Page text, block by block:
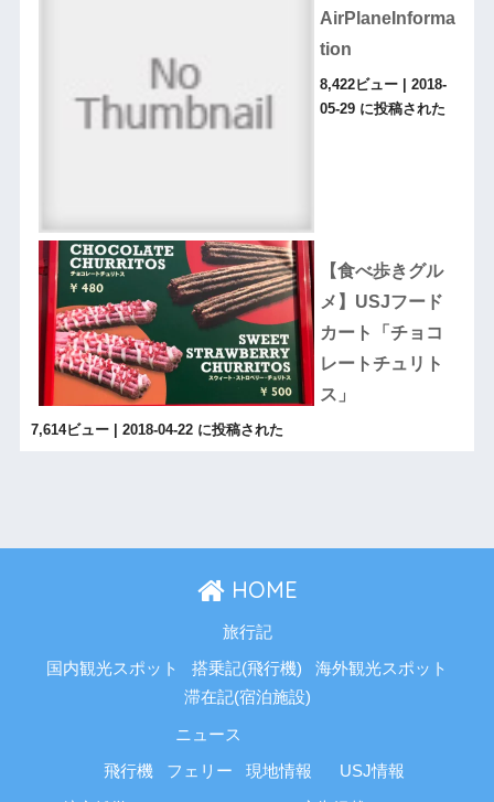
AirPlaneInforma
tion
8,422ビュー| 2018-
05-29 に投稿された
【食べ歩きグル
メ】USJフード
カート「チョコ
レートチュリト
ス」
7,614ビュー| 2018-04-22 に投稿された
HOME
旅行記
国内観光スポット 搭乗記(飛行機)
海外観光スポット
滞在記(宿泊施設)
ニュース
飛行機 フェリー 現地情報 USJ情報